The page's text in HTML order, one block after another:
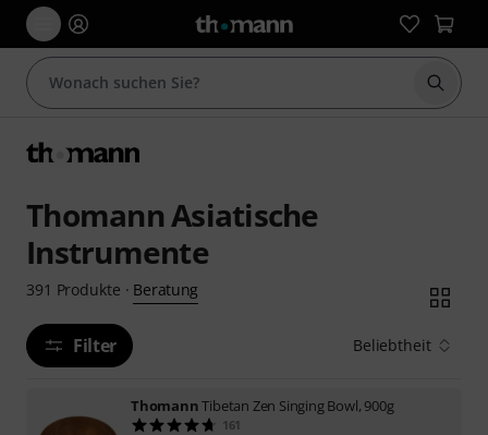
Suche
Thomann Asiatische
Instrumente
391 Produkte · Beratung
Filter Beliebtheit
ThomannTibetan Zen Singing Bowl, 900g
161